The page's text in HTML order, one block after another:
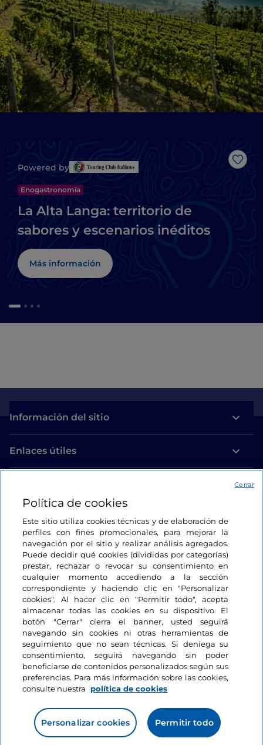
Me
Powered by
Enogastronomía
La Alta Langa: territorio de
sabores y escenarios inéditos
Más información
Información del sitio
Enlaces útiles
Estamos en contacto
Política de cookies
Este sitio utiliza cookies técnicas y de elaboración de
perfiles con fines promocionales, para mejorar la
navegación por el sitio y realizar análisis agregados.
Puede decidir qué cookies (divididas por categorías)
prestar, rechazar o revocar su consentimiento en
cualquier momento accediendo a la sección
correspondiente y haciendo clic en "Personalizar
cookies". Al hacer clic en "Permitir todo", acepta
almacenar todas las cookies en su dispositivo. El
botón "Cerrar" cierra el banner, usted seguirá
navegando sin cookies ni otras herramientas de
seguimiento que no sean técnicas. Si deniega su
consentimiento, seguirá navegando sin poder
beneficiarse de contenidos personalizados según sus
preferencias. Para más información sobre las cookies,
consulte nuestra
política de cookies
Personalizar cookies Permitir todo
Cerrar